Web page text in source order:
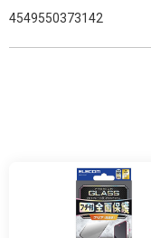
4549550373142